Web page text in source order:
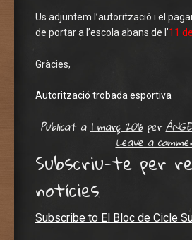
Us adjuntem l’autorització i el
de portar a l’escola abans de l’11
Gràcies,
Autorització trobada esportiva
Publicat a1 març 2016per
Leave a
Subscriu-te per
notícies
Subscribe to El Bloc de Cicle